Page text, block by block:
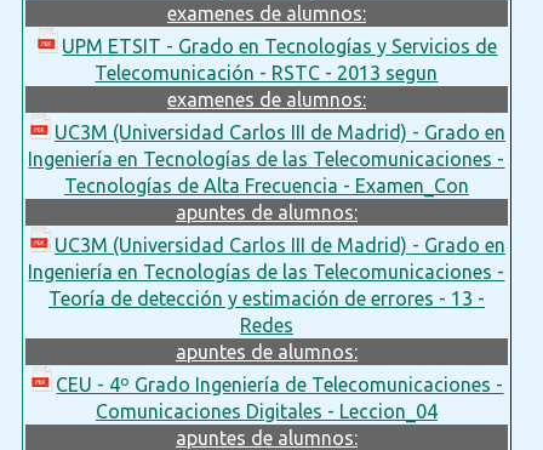
examenes de alumnos:
UPM ETSIT - Grado en Tecnologías y Servicios de
Telecomunicación - RSTC - 2013 segun
examenes de alumnos:
UC3M (Universidad Carlos III de Madrid) - Grado en
Ingeniería en Tecnologías de las Telecomunicaciones -
Tecnologías de Alta Frecuencia - Examen_Con
apuntes de alumnos:
UC3M (Universidad Carlos III de Madrid) - Grado en
Ingeniería en Tecnologías de las Telecomunicaciones -
Teoría de detección y estimación de errores - 13 -
Redes
apuntes de alumnos:
CEU - 4º Grado Ingeniería de Telecomunicaciones -
Comunicaciones Digitales - Leccion_04
apuntes de alumnos: